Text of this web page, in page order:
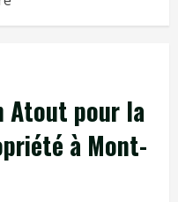
Atout pour la
à Mont-